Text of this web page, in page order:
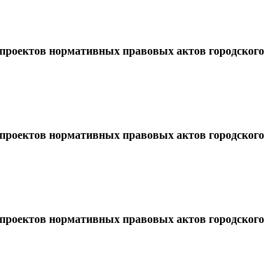
нормативных правовых актов
нормативных правовых актов
нормативных правовых актов